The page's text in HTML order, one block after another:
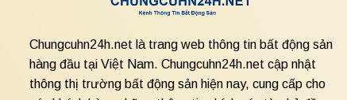
Chungcuhn24h.net là trang web thông tin bất động sản
hàng đầu tại Việt Nam. Chungcuhn24h.net cập nhật
thông thị trường bất động sản hiện nay, cung cấp cho